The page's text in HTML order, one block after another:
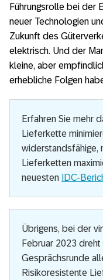
Führungsrolle bei der
neuer Technologien
Zukunft des
elektrisch. Und der
kleine, aber
erhebliche Folgen
Erfahren Sie mehr
Lieferkette
widerstandsfähige,
Lieferketten
neuesten
IDC-
Übrigens, bei der
Februar 2023 dreht
Gesprächsrunde
Risikoresistente